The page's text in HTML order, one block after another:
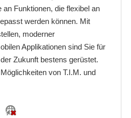
an Funktionen, die flexibel an
werden können. Mit
moderner
Applikationen sind Sie für
Zukunft bestens gerüstet.
von T.I.M. und